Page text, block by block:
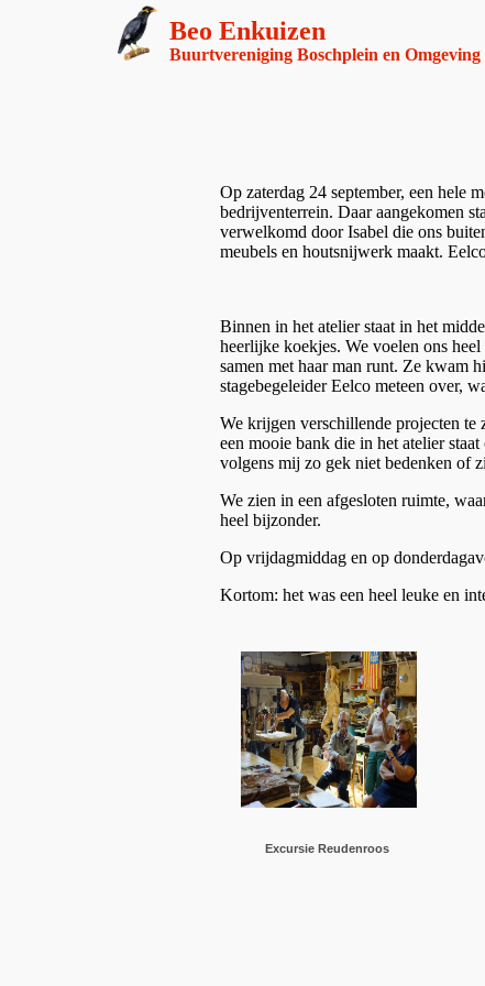
Beo Enkuizen
Buurtvereniging Boschplein en Omgeving
Op zaterdag 24 september, een hele
bedrijventerrein. Daar aangekomen
verwelkomd door Isabel die ons
meubels en houtsnijwerk maakt.
Binnen in het atelier staat in het
heerlijke koekjes. We voelen ons
samen met haar man runt. Ze kwam
stagebegeleider Eelco meteen over,
We krijgen verschillende projecten
een mooie bank die in het atelier
volgens mij zo gek niet bedenken of
We zien in een afgesloten ruimte,
heel bijzonder.
Op vrijdagmiddag en op
Kortom: het was een heel leuke en
Excursie Reudenroos